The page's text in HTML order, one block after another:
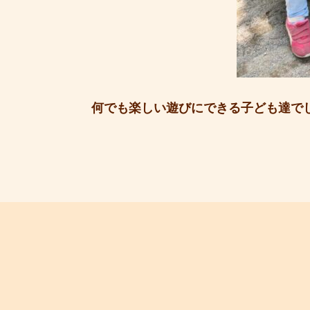
何でも楽しい遊びにできる子ども達で